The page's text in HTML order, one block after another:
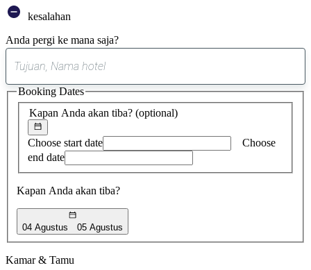
kesalahan
Anda pergi ke mana saja?
saran
ditemukan
Kapan Anda akan tiba? (optional)
Choose start date
Choose
end date
Kapan Anda akan tiba?
04 Agustus 05 Agustus
Booking Dates
Kamar & Tamu